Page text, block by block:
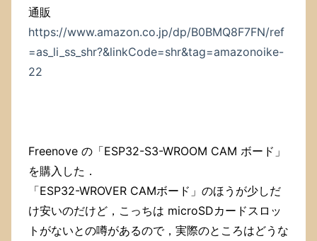
ベ
ル
回
ー
テ
ィ
シ
通販
https://www.amazon.co.jp/dp/B0BMQ8F7FN/ref
=as_li_ss_shr?&linkCode=shr&tag=amazonoike-
22
Freenove の「ESP32-S3-WROOM CAM ボード」
を購入した．
「ESP32-WROVER CAMボード」のほうが少しだ
け安いのだけど，こっちは microSDカードスロッ
トがないとの噂があるので，実際のところはどうな